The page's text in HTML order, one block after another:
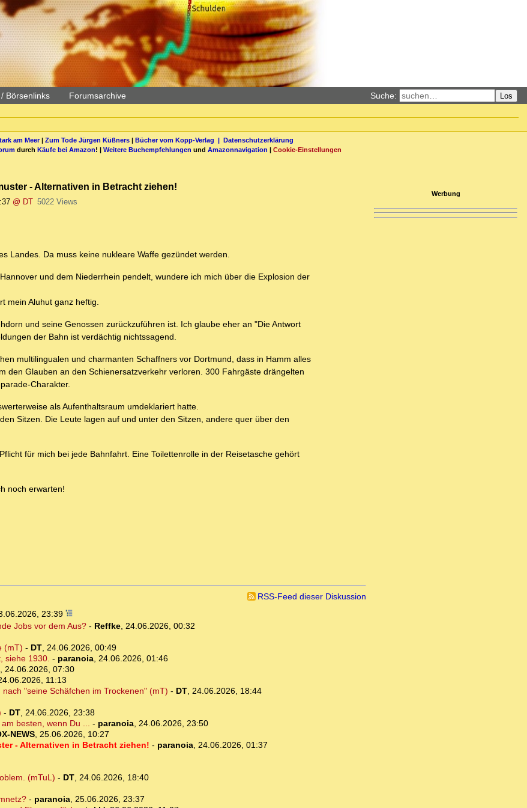
Börsenlinks Forumsarchive Suche: Los
am Meer| Zum Tode Jürgen Küßners| Bücher vom Kopp-Verlag | Datenschutzerklärung
durch Käufe bei Amazon! | Weitere Buchempfehlungen und Amazonnavigation | Cookie-Einstellungen
- Alternativen in Betracht ziehen!
@ DT 5022 Views
Landes. Da muss keine nukleare Waffe gezündet werden.
und dem Niederrhein pendelt, wundere ich mich über die Explosion der
mein Aluhut ganz heftig.
und seine Genossen zurückzuführen ist. Ich glaube eher an "Die Antwort
der Bahn ist verdächtig nichtssagend.
multilingualen und charmanten Schaffners vor Dortmund, dass in Hamm alles
den Glauben an den Schienersatzverkehr verloren. 300 Fahrgäste drängelten
Charakter.
als Aufenthaltsraum umdeklariert hatte.
Sitzen. Die Leute lagen auf und unter den Sitzen, andere quer über den
für mich bei jede Bahnfahrt. Eine Toilettenrolle in der Reisetasche gehört
noch erwarten!
RSS-Feed dieser Diskussion
23:39
Jobs vor dem Aus?- Reffke, 24.06.2026, 00:32
(mT) - DT, 24.06.2026, 00:49
siehe 1930. - paranoia, 24.06.2026, 01:46
, 24.06.2026, 07:30
11:13
"seine Schäfchen im Trockenen" (mT) - DT, 24.06.2026, 18:44
- DT, 24.06.2026, 23:38
besten, wenn Du ... - paranoia, 24.06.2026, 23:50
NEWS, 25.06.2026, 10:27
- Alternativen in Betracht ziehen! - paranoia, 24.06.2026, 01:37
(mTuL) - DT, 24.06.2026, 18:40
- paranoia, 25.06.2026, 23:37
Werbung